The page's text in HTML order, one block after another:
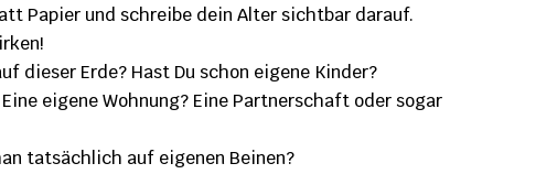
Papier und schreibe dein Alter sichtbar darauf.
dieser Erde? Hast Du schon eigene Kinder?
eigene Wohnung? Eine Partnerschaft oder sogar
tatsächlich auf eigenen Beinen?